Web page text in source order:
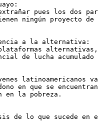
pues los dos
ningún proyecto
a la alternativa:
alternativas,
de lucha
latinoamericanos
en que se
en la pobreza.
de lo que sucede en